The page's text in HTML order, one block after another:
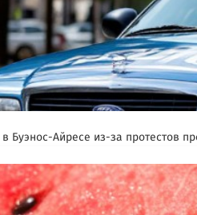
Буэнос-Айресе из-за протестов